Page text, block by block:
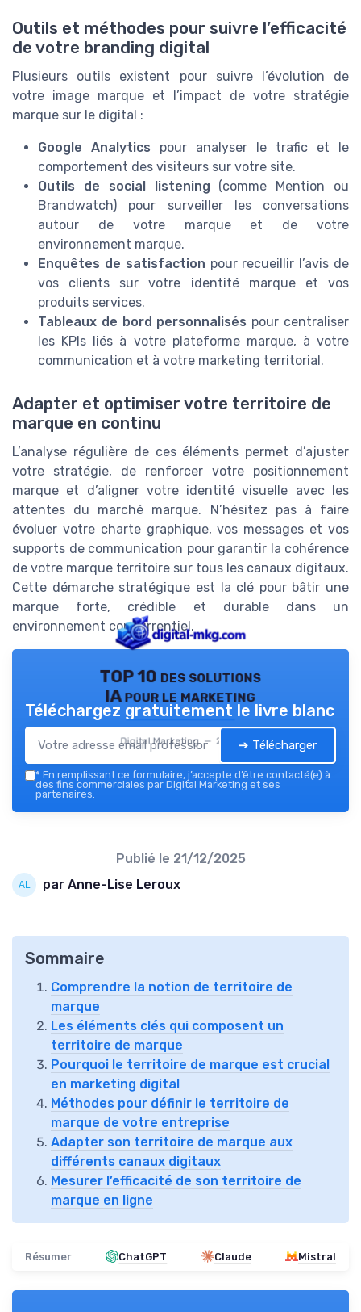
Outils et méthodes pour suivre l’efficacité
de votre branding digital
Plusieurs outils existent pour suivre l’évolution de
votre image marque et l’impact de votre stratégie
marque sur le digital :
Google Analytics pour analyser le trafic et le
comportement des visiteurs sur votre site.
Outils de social listening (comme Mention ou
Brandwatch) pour surveiller les conversations
autour de votre marque et de votre
environnement marque.
Enquêtes de satisfaction pour recueillir l’avis de
vos clients sur votre identité marque et vos
produits services.
Tableaux de bord personnalisés pour centraliser
les KPIs liés à votre plateforme marque, à votre
communication et à votre marketing territorial.
Adapter et optimiser votre territoire de
marque en continu
L’analyse régulière de ces éléments permet d’ajuster
votre stratégie, de renforcer votre positionnement
marque et d’aligner votre identité visuelle avec les
attentes du marché marque. N’hésitez pas à faire
évoluer votre charte graphique, vos messages et vos
supports de communication pour garantir la cohérence
de votre marque territoire sur tous les canaux digitaux.
Cette démarche stratégique est la clé pour bâtir une
marque forte, crédible et durable dans un
environnement concurrentiel.
TOP 10 des solutions
IA pour le marketing
Digital Marketing — 2026
Téléchargez gratuitement le livre blanc
➔ Télécharger
* En remplissant ce formulaire, j’accepte d’être contacté(e) à
des fins commerciales par Digital Marketing et ses
partenaires.
Publié le 21/12/2025
par Anne-Lise Leroux
Sommaire
Comprendre la notion de territoire de
marque
Les éléments clés qui composent un
territoire de marque
Pourquoi le territoire de marque est crucial
en marketing digital
Méthodes pour définir le territoire de
marque de votre entreprise
Adapter son territoire de marque aux
différents canaux digitaux
Mesurer l’efficacité de son territoire de
marque en ligne
Résumer ChatGPT Claude Mistral